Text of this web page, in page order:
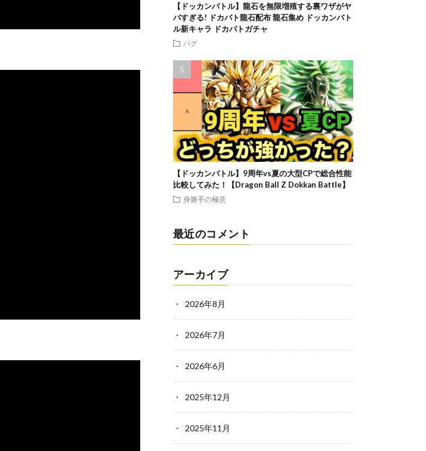
【ドッカンバトル】龍石を無限増殖する裏ワザがヤ
バすぎる! ドカバト龍石配布 龍石集め ドッカンバト
ル新キャラ ドカバトガチャ
バグ
【ドッカンバトル】9周年vs夏の大型CPで総合性能
比較してみた！【Dragon Ball Z Dokkan Battle】
身勝手の極意
最近のコメント
アーカイブ
2026年8月
2026年7月
2026年6月
2025年12月
2025年11月